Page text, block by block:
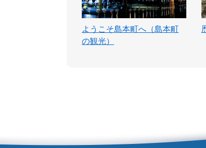
ようこそ島本町へ（島本町
の観光）